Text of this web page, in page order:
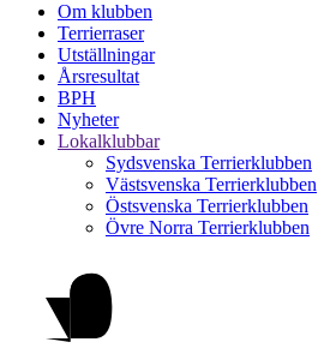
Om klubben
Terrierraser
Utställningar
Årsresultat
BPH
Nyheter
Lokalklubbar
Sydsvenska Terrierklubben
Västsvenska Terrierklubben
Östsvenska Terrierklubben
Övre Norra Terrierklubben